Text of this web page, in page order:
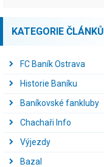
KATEGORIE ČLÁNKŮ
FC Baník Ostrava
Historie Baníku
Baníkovské fankluby
Chachaři Info
Výjezdy
Bazal